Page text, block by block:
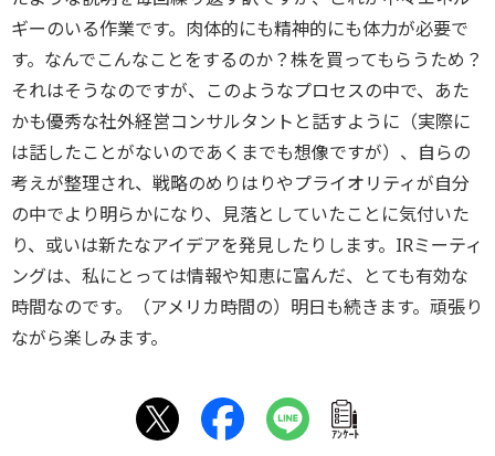
ギーのいる作業です。肉体的にも精神的にも体力が必要で
す。なんでこんなことをするのか？株を買ってもらうため？
それはそうなのですが、このようなプロセスの中で、あた
かも優秀な社外経営コンサルタントと話すように（実際に
は話したことがないのであくまでも想像ですが）、自らの
考えが整理され、戦略のめりはりやプライオリティが自分
の中でより明らかになり、見落としていたことに気付いた
り、或いは新たなアイデアを発見したりします。IRミーティ
ングは、私にとっては情報や知恵に富んだ、とても有効な
時間なのです。（アメリカ時間の）明日も続きます。頑張り
ながら楽しみます。
ｱﾝｹｰﾄ